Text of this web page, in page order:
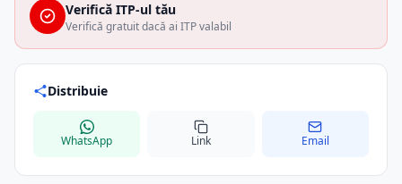
Verifică ITP-ul tău
Verifică gratuit dacă ai ITP valabil
Distribuie
WhatsApp Link Email